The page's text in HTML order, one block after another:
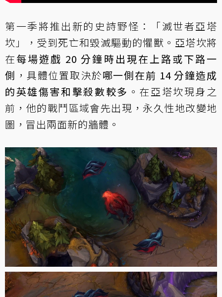
第一季將推出新的史詩野怪：「滅世者亞塔
坎」，受到死亡和毀滅驅動的懼獸。亞塔坎將
在每場遊戲 20 分鐘時出現在上路或下路一
側 ，具體位置取決於哪一側在前 14 分鐘造成
的英雄傷害和擊殺數較多 。在亞塔坎現身之
前，他的戰鬥區域會先出現，永久性地改變地
圖，冒出兩面新的牆體。